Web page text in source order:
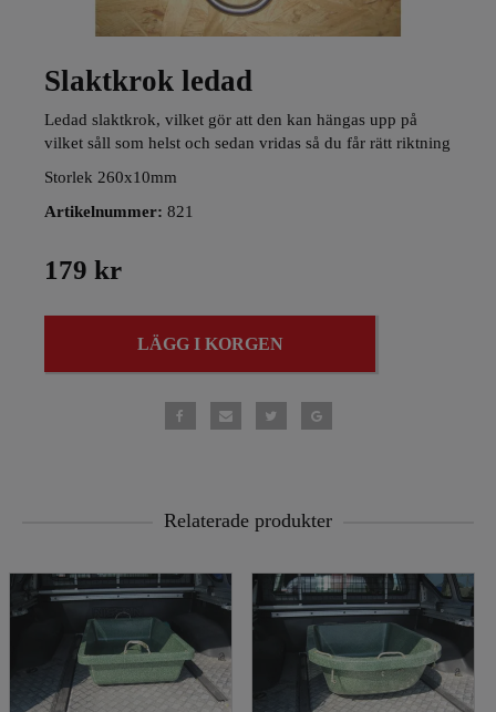
Slaktkrok ledad
Ledad slaktkrok, vilket gör att den kan hängas upp på
vilket såll som helst och sedan vridas så du får rätt riktning
Storlek 260x10mm
Artikelnummer: 821
179 kr
LÄGG I KORGEN
Relaterade produkter